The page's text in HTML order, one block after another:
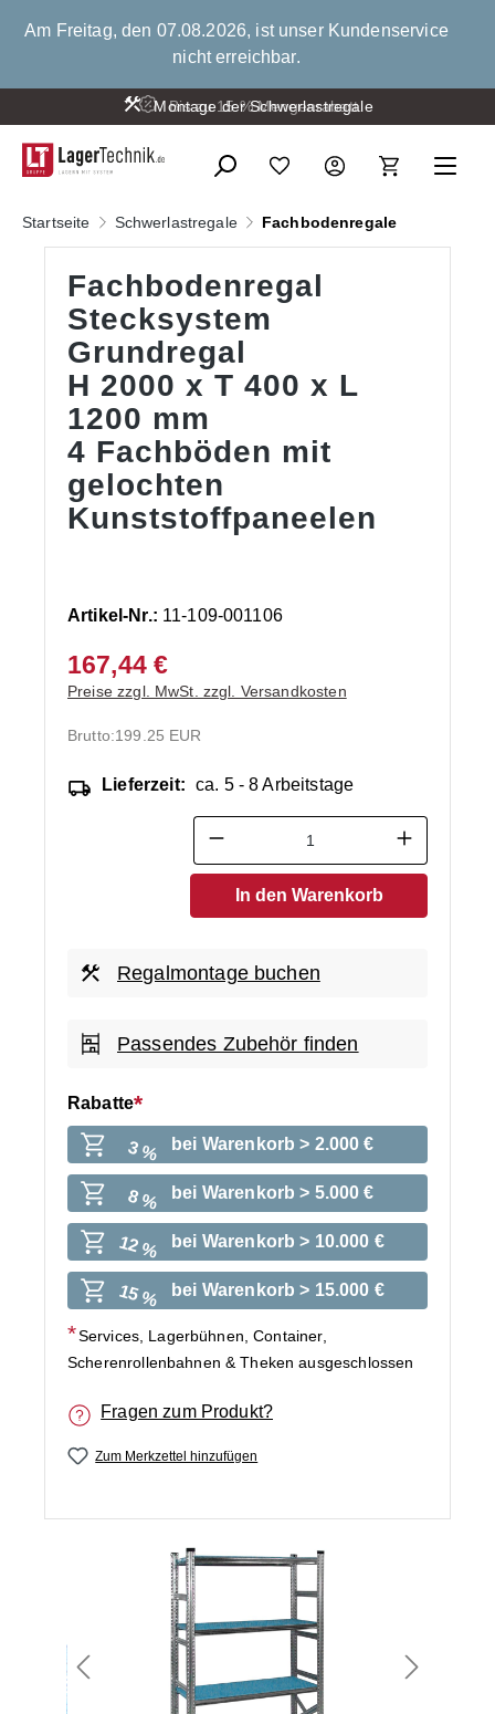
springen
Am Freitag, den 07.08.2026, ist unser Kundenservice
nicht erreichbar.
Bis zu 15 % Mengenrabatt
Montage der Schwerlastregale
Startseite Schwerlastregale Fachbodenregale
Fachbodenregal
Stecksystem
Grundregal
H 2000 x T 400 x L
1200 mm
4 Fachböden mit
gelochten
Kunststoffpaneelen
Artikel-Nr.: 11-109-001106
167,44 €
Preise zzgl. MwSt. zzgl. Versandkosten
Brutto:199.25 EUR
Lieferzeit: ca. 5 - 8 Arbeitstage
Produkt Anzahl: Gib den
In den Warenkorb
Regalmontage buchen
Passendes Zubehör finden
Rabatte
3 % bei Warenkorb > 2.000 €
8 % bei Warenkorb > 5.000 €
12 % bei Warenkorb > 10.000 €
15 % bei Warenkorb > 15.000 €
Services, Lagerbühnen, Container,
Scherenrollenbahnen & Theken ausgeschlossen
Fragen zum Produkt?
Zum Merkzettel hinzufügen
Bildergalerie überspringen